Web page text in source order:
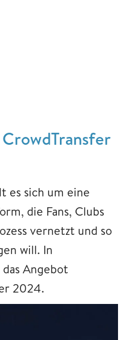
es sich um eine
die Fans, Clubs
vernetzt und so
will. In
Angebot
2024.